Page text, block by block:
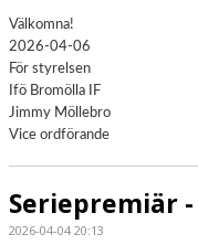
Välkomna!
2026-04-06
För styrelsen
Ifö Bromölla IF
Jimmy Möllebro
Vice ordförande
Seriepremiär
2026-04-04 20:13